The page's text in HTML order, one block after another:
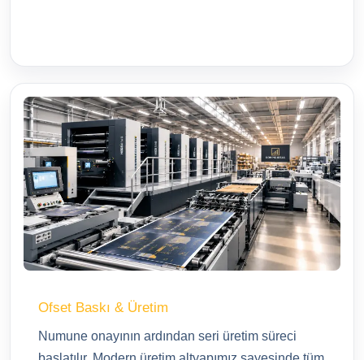
Ofset Baskı & Üretim
Numune onayının ardından seri üretim süreci